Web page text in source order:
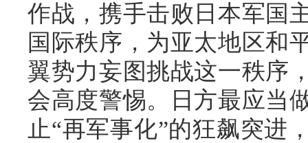
作战，携手击败日本军国
国际秩序，为亚太地区和
翼势力妄图挑战这一秩序
会高度警惕。日方最应当
止“再军事化”的狂飙突进